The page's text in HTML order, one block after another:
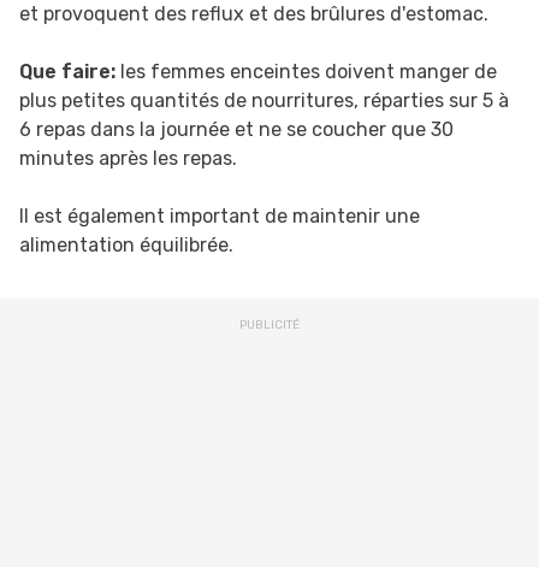
et provoquent des reflux et des brûlures d'estomac.
Que faire: les femmes enceintes doivent manger de
plus petites quantités de nourritures, réparties sur 5 à
6 repas dans la journée et ne se coucher que 30
minutes après les repas.
Il est également important de maintenir une
alimentation équilibrée.